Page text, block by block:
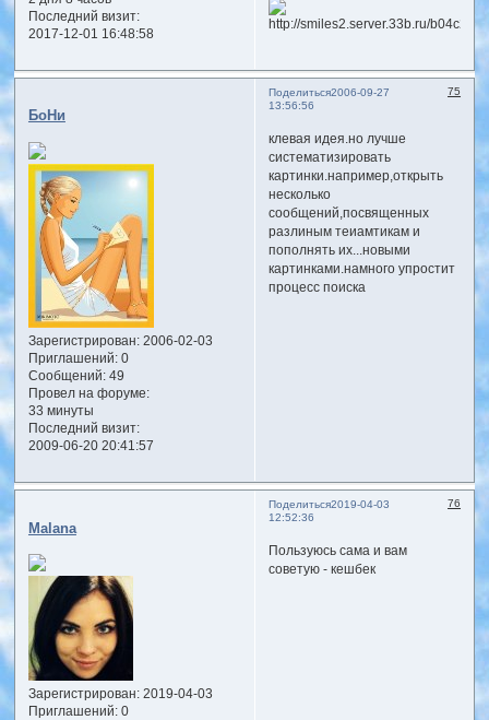
Последний визит:
2017-12-01 16:48:58
Поделиться 75
2006-09-27
13:56:56
БоНи
Зарегистрирован: 2006-02-03
Приглашений:0
Сообщений:49
Провел на форуме:
33 минуты
Последний визит:
2009-06-20 20:41:57
клевая идея.но лучше
систематизировать
картинки.например,открыть
несколько
сообщений,посвященных
разлиным теиамтикам и
пополнять их...новыми
картинками.намного упростит
процесс поиска
Поделиться 76
2019-04-03
12:52:36
Malana
Зарегистрирован: 2019-04-03
Приглашений:0
Пользуюсь сама и вам
советую - кешбек